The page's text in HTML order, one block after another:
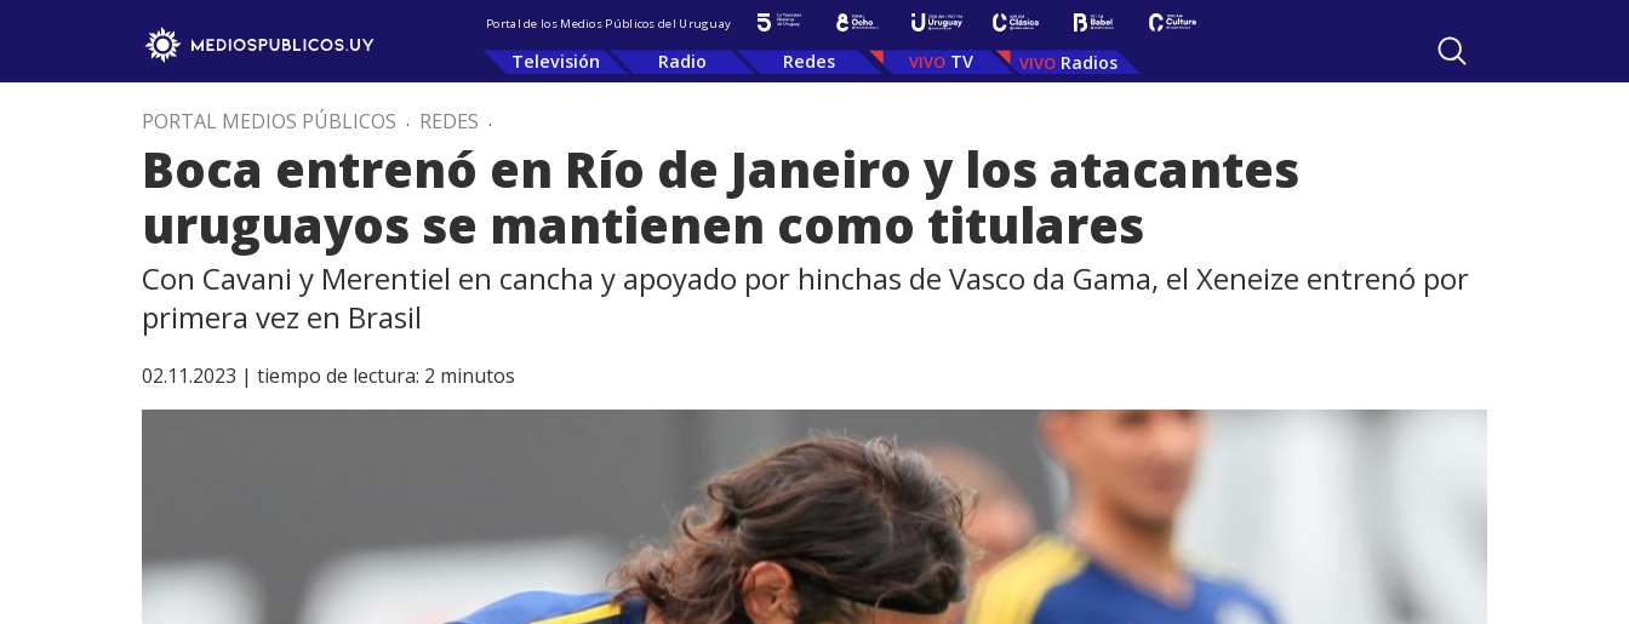
Portal de los Medios Públicos del Uruguay
Televisión Radio Redes TV Radios
PORTAL MEDIOS PÚBLICOS . REDES .
Boca entrenó en Río de Janeiro y los atacantes
uruguayos se mantienen como titulares
Con Cavani y Merentiel en cancha y apoyado por hinchas de Vasco da Gama, el Xeneize entrenó por
primera vez en Brasil
02.11.2023 | tiempo de lectura: 2 minutos